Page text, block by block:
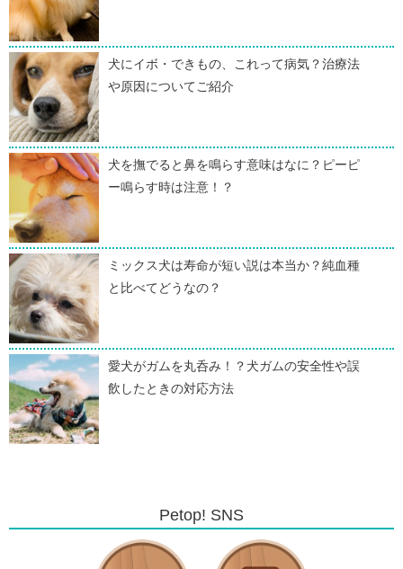
犬にイボ・できもの、これって病気？治療法
や原因についてご紹介
犬を撫でると鼻を鳴らす意味はなに？ピーピ
ー鳴らす時は注意！？
ミックス犬は寿命が短い説は本当か？純血種
と比べてどうなの？
愛犬がガムを丸呑み！？犬ガムの安全性や誤
飲したときの対応方法
Petop! SNS